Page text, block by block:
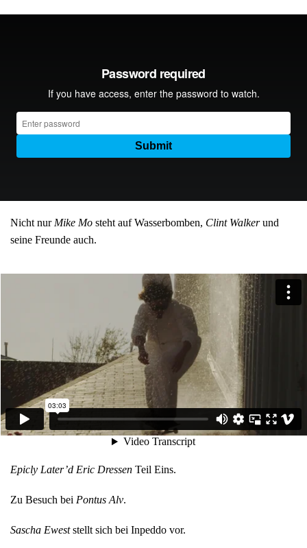
Nicht nur Mike Mo steht auf Wasserbomben, Clint Walkerund
seine Freunde auch.
Epicly Later’d Eric Dressen Teil Eins.
Zu Besuch bei Pontus Alv.
Sascha Eweststellt sich bei Inpeddo vor.